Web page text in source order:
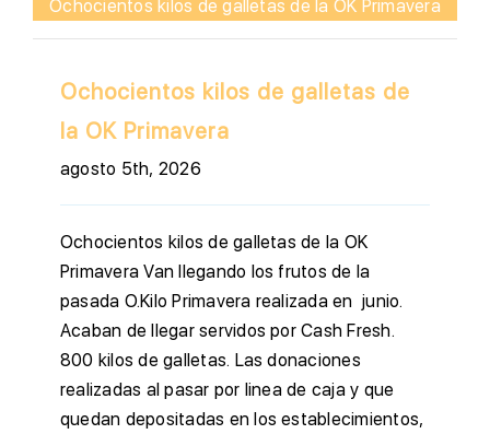
Ochocientos kilos de galletas de la OK Primavera
Ochocientos kilos de galletas de
la OK Primavera
agosto 5th, 2026
Ochocientos kilos de galletas de la OK
Primavera Van llegando los frutos de la
pasada O.Kilo Primavera realizada en junio.
Acaban de llegar servidos por Cash Fresh.
800 kilos de galletas. Las donaciones
realizadas al pasar por linea de caja y que
quedan depositadas en los establecimientos,